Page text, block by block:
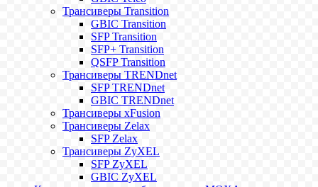
Трансиверы Transition
GBIC Transition
SFP Transition
SFP+ Transition
QSFP Transition
Трансиверы TRENDnet
SFP TRENDnet
GBIC TRENDnet
Трансиверы xFusion
Трансиверы Zelax
SFP Zelax
Трансиверы ZyXEL
SFP ZyXEL
GBIC ZyXEL